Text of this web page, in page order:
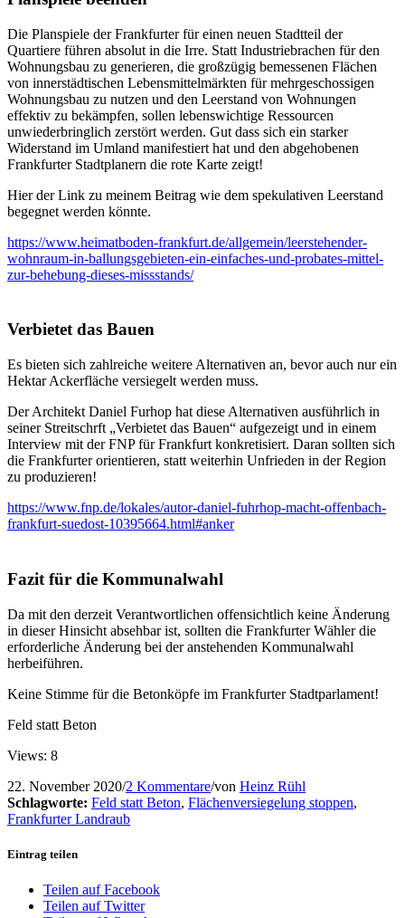
Die Planspiele der Frankfurter für einen neuen Stadtteil der
Quartiere führen absolut in die Irre. Statt Industriebrachen für den
Wohnungsbau zu generieren, die großzügig bemessenen Flächen
von innerstädtischen Lebensmittelmärkten für mehrgeschossigen
Wohnungsbau zu nutzen und den Leerstand von Wohnungen
effektiv zu bekämpfen, sollen lebenswichtige Ressourcen
unwiederbringlich zerstört werden. Gut dass sich ein starker
Widerstand im Umland manifestiert hat und den abgehobenen
Frankfurter Stadtplanern die rote Karte zeigt!
Hier der Link zu meinem Beitrag wie dem spekulativen Leerstand
begegnet werden könnte.
https://www.heimatboden-frankfurt.de/allgemein/leerstehender-
wohnraum-in-ballungsgebieten-ein-einfaches-und-probates-mittel-
zur-behebung-dieses-missstands/
Verbietet das Bauen
Es bieten sich zahlreiche weitere Alternativen an, bevor auch nur ein
Hektar Ackerfläche versiegelt werden muss.
Der Architekt Daniel Furhop hat diese Alternativen ausführlich in
seiner Streitschrft „Verbietet das Bauen“ aufgezeigt und in einem
Interview mit der FNP für Frankfurt konkretisiert. Daran sollten sich
die Frankfurter orientieren, statt weiterhin Unfrieden in der Region
zu produzieren!
https://www.fnp.de/lokales/autor-daniel-fuhrhop-macht-offenbach-
frankfurt-suedost-10395664.html#anker
Fazit für die Kommunalwahl
Da mit den derzeit Verantwortlichen offensichtlich keine Änderung
in dieser Hinsicht absehbar ist, sollten die Frankfurter Wähler die
erforderliche Änderung bei der anstehenden Kommunalwahl
herbeiführen.
Keine Stimme für die Betonköpfe im Frankfurter Stadtparlament!
Feld statt Beton
Views: 8
22. November 2020/2 Kommentare/von Heinz Rühl
Schlagworte: Feld statt Beton, Flächenversiegelung stoppen,
Frankfurter Landraub
Eintrag teilen
Teilen auf Facebook
Teilen auf Twitter